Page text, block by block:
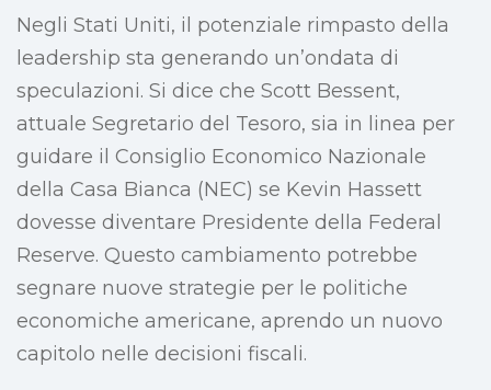
Negli Stati Uniti, il potenziale rimpasto della
leadership sta generando un’ondata di
speculazioni. Si dice che Scott Bessent,
attuale Segretario del Tesoro, sia in linea per
guidare il Consiglio Economico Nazionale
della Casa Bianca (NEC) se Kevin Hassett
dovesse diventare Presidente della Federal
Reserve. Questo cambiamento potrebbe
segnare nuove strategie per le politiche
economiche americane, aprendo un nuovo
capitolo nelle decisioni fiscali.